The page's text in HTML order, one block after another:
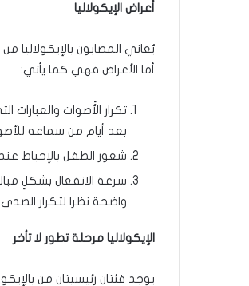
أعراض الإيكولاليا
يُعاني المصابون بالإيكولاليا
أما الأعراض فهي كما يأتي:
تكرار الأًصوات
بعد أيام من سماعه
شعور الطفل بالإحباط
سرعة الانفعال بشكلٍ
واضحة نظرا لتكرار
الإيكولاليا مرحلة تطور لا تأخر
يوجد فئتان رئيسيتان من